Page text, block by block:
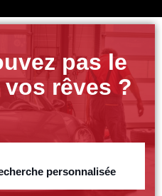
pas le
rêves ?
personnalisée